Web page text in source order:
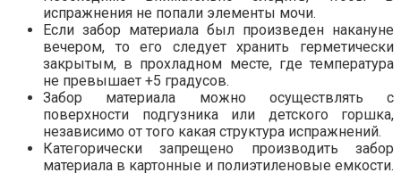
испражнения не попали элементы мочи.
Если забор материала был произведен накануне
вечером, то его следует хранить герметически
закрытым, в прохладном месте, где температура
не превышает +5 градусов.
Забор материала можно осуществлять с
поверхности подгузника или детского горшка,
независимо от того какая структура испражнений.
Категорически запрещено производить забор
материала в картонные и полиэтиленовые емкости.